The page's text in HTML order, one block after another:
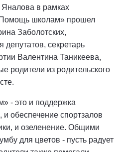
в рамках
школам» прошел
Заболотских,
депутатов, секретарь
Валентина Таникеева,
родители из родительского
- это и поддержка
и обеспечение спортзалов
и озеленение. Общими
для цветов - пусть радует